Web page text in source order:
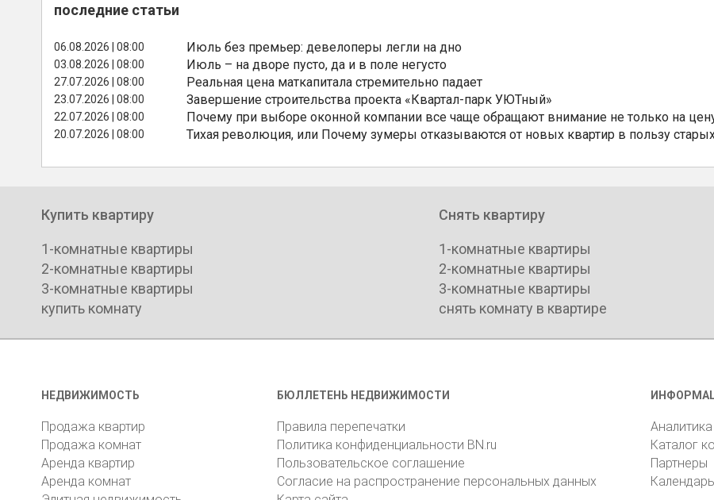
последние статьи
06.08.2026 | 08:00 Июль без премьер: девелоперы легли на дно
03.08.2026 | 08:00 Июль – на дворе пусто, да и в поле негусто
27.07.2026 | 08:00 Реальная цена маткапитала стремительно падает
23.07.2026 | 08:00 Завершение строительства проекта «Квартал-парк УЮТный»
22.07.2026 | 08:00 Почему при выборе оконной компании все чаще обращают внимание не только на
20.07.2026 | 08:00 Тихая революция, или Почему зумеры отказываются от новых квартир в пользу
Купить квартиру
1-комнатные квартиры
2-комнатные квартиры
3-комнатные квартиры
купить комнату
Снять квартиру
1-комнатные квартиры
2-комнатные квартиры
3-комнатные квартиры
снять комнату в квартире
НЕДВИЖИМОСТЬ
Продажа квартир
Продажа комнат
Аренда квартир
Аренда комнат
БЮЛЛЕТЕНЬ НЕДВИЖИМОСТИ
Правила перепечатки
Политика конфиденциальности BN.ru
Пользовательское соглашение
Согласие на распространение персональных данных
Каталог
Партнеры